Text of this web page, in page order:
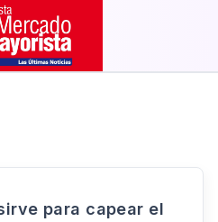
para capear el